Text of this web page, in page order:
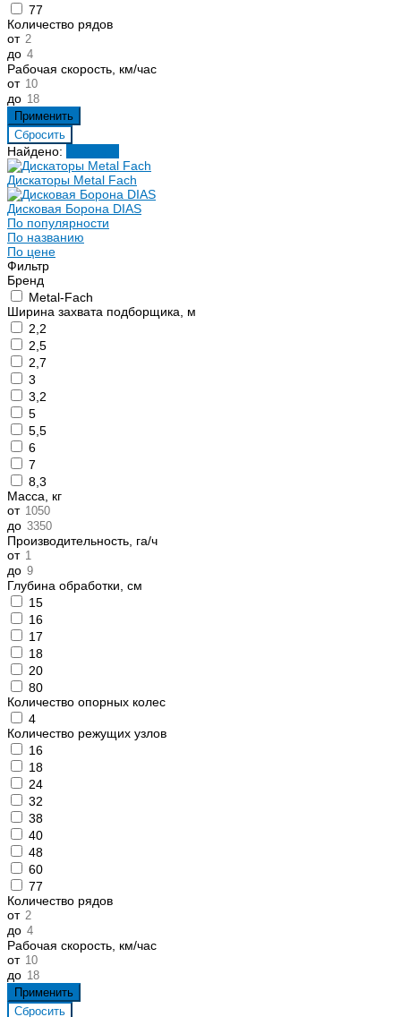
77
Количество рядов
от
до
Рабочая скорость, км/час
от
до
Найдено:
Дискаторы Metal Fach
Дисковая Борона DIAS
По популярности
По названию
По цене
Фильтр
Бренд
Metal-Fach
Ширина захвата подборщика, м
2,2
2,5
2,7
3
3,2
5
5,5
6
7
8,3
Масса, кг
от
до
Производительность, га/ч
от
до
Глубина обработки, см
15
16
17
18
20
80
Количество опорных колес
4
Количество режущих узлов
16
18
24
32
38
40
48
60
77
Количество рядов
от
до
Рабочая скорость, км/час
от
до